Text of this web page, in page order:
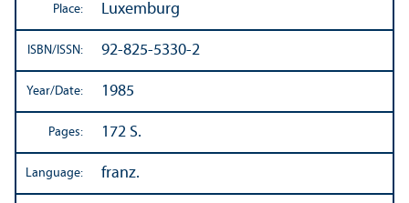
Place: Luxemburg
ISBN/ISSN: 92-825-5330-2
Year/Date: 1985
Pages: 172 S.
Language: franz.